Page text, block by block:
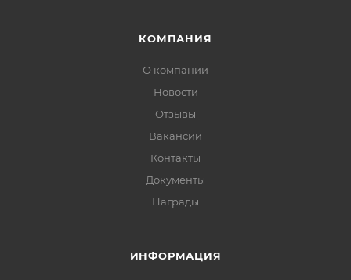
КОМПАНИЯ
О компании
Новости
Отзывы
Вакансии
Контакты
Документы
Награды
ИНФОРМАЦИЯ